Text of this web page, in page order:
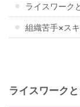
ライスワーク
組織苦手×ス
ライスワーク